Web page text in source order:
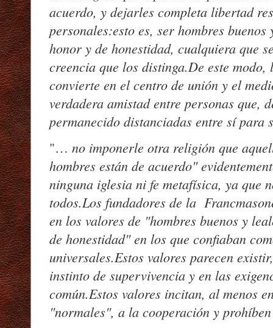
acuerdo, y dejarles completa libertad
personales:esto es, ser hombres
honor y de honestidad, cualquiera que
creencia que los distinga.De este modo,
convierte en el centro de unión y el
verdadera amistad entre personas que,
permanecido distanciadas entre sí para
"… no imponerle otra religión que
hombres están de acuerdo"
ninguna iglesia ni fe metafísica, ya que
todos.Los fundadores de la
en los valores de "hombres buenos y
de honestidad" en los que confiaban
universales.Estos valores parecen
instinto de supervivencia y en las
común.Estos valores incitan, al menos
"normales", a la cooperación y